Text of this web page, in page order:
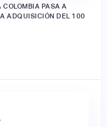
PASA A
ADQUISICIÓN DEL 100